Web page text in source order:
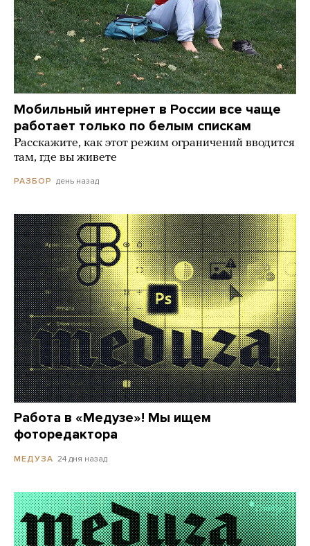
Мобильный интернет в России все чаще
работает только по белым спискам
Расскажите, как этот режим ограничений вводится
там, где вы живете
РАЗБОР день назад
Работа в «Медузе»! Мы ищем
фоторедактора
МЕДУЗА 24 дня назад